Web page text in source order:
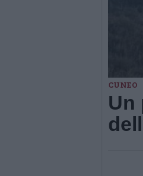
CUNEO
Un